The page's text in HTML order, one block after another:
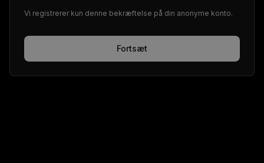
Vi registrerer kun denne bekræftelse på din anonyme konto.
Fortsæt